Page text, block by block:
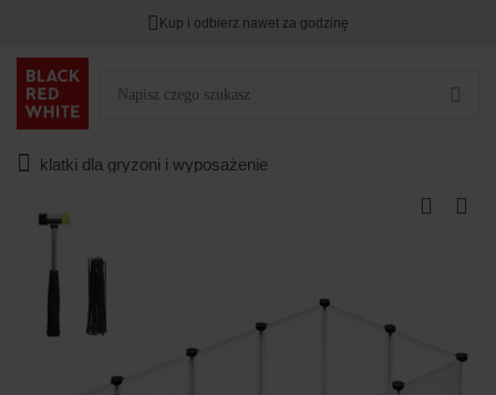
Kup i odbierz nawet za godzinę
klatki dla gryzoni i wyposażenie